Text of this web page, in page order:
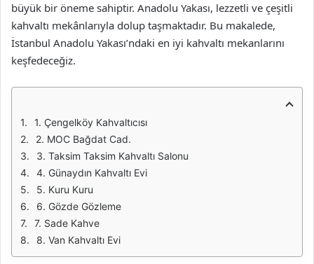
büyük bir öneme sahiptir. Anadolu Yakası, lezzetli ve çeşitli
kahvaltı mekânlarıyla dolup taşmaktadır. Bu makalede,
İstanbul Anadolu Yakası’ndaki en iyi kahvaltı mekanlarını
keşfedeceğiz.
1. Çengelköy Kahvaltıcısı
2. MOC Bağdat Cad.
3. Taksim Taksim Kahvaltı Salonu
4. Günaydın Kahvaltı Evi
5. Kuru Kuru
6. Gözde Gözleme
7. Sade Kahve
8. Van Kahvaltı Evi